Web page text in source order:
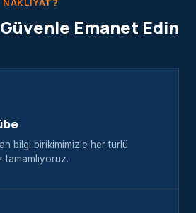
Güvenle Emanet Edin
bilgi birikimimizle her türlü
tamamlıyoruz.